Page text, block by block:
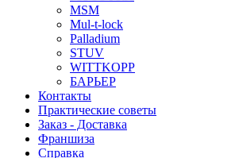
MSM
Mul-t-lock
Palladium
STUV
WITTKOPP
БАРЬЕР
Контакты
Практические советы
Заказ - Доставка
Франшиза
Справка